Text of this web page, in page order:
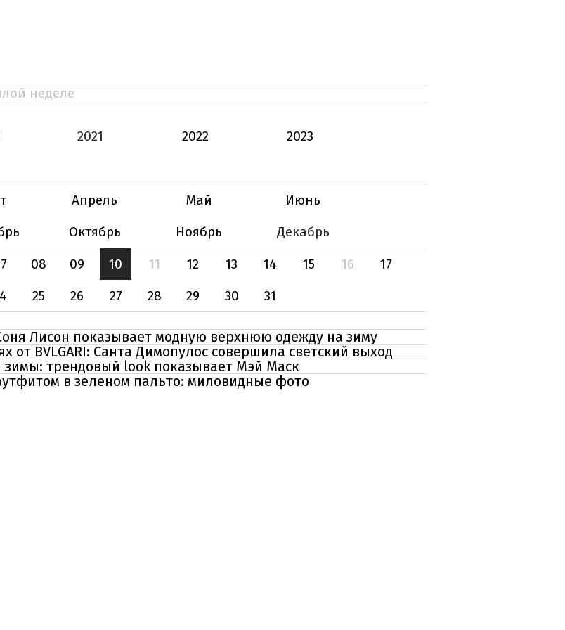
неделе
2021 2022
2023
Апрель Май
Июнь
Октябрь Ноябрь
Декабрь
08 09 10 11 12 13 14 15 16
17
25 26 27 28 29 30 31
Лисон показывает модную верхнюю одежду на зиму
от BVLGARI: Санта Димопулос совершила светский выход
зимы: трендовый look показывает Мэй Маск
в зеленом пальто: миловидные фото